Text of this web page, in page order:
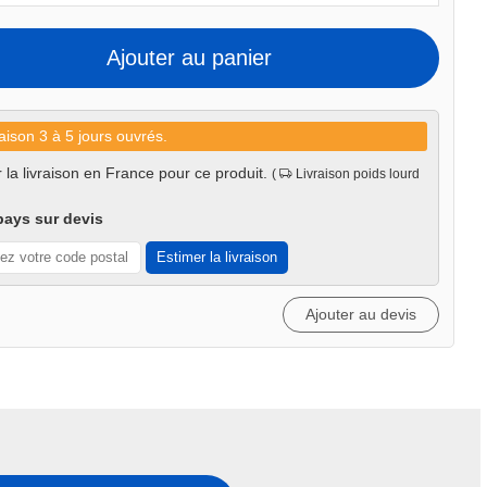
Ajouter au panier
3 à 5 jours ouvrés.
la livraison en France pour ce produit.(
Livraison poids lourd
sur devis
Estimer la livraison
Ajouter au devis